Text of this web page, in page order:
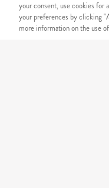
your consent, use cookies for
your preferences by clicking
more information on the use